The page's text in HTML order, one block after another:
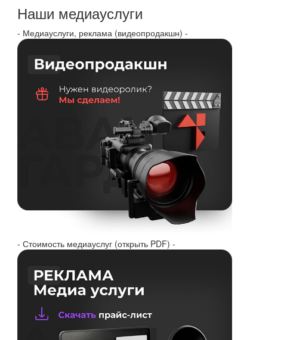
Наши медиауслуги
- Медиауслуги, реклама (видеопродакшн) -
- Стоимость медиауслуг (открыть PDF) -